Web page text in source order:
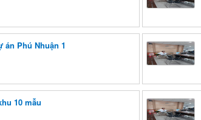
án Phú Nhuận 1
10 mẫu